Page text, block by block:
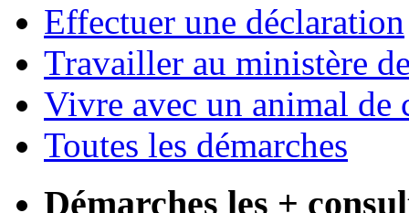
Effectuer une déclaration
Travailler au ministère
Vivre avec un animal de
Toutes les démarches
Démarches les +